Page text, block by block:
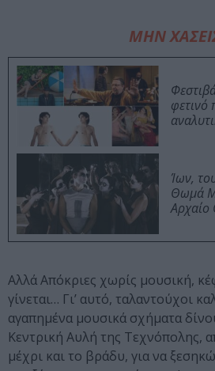
ΜΗΝ
φετινό
Ίων,
Θωμά
Αρχαίο
Αλλά Απόκριες χωρίς μουσική,
γίνεται… Γι’ αυτό, ταλαντούχοι
αγαπημένα μουσικά σχήματα
Κεντρική Αυλή της Τεχνόπολης,
μέχρι και το βράδυ, για να